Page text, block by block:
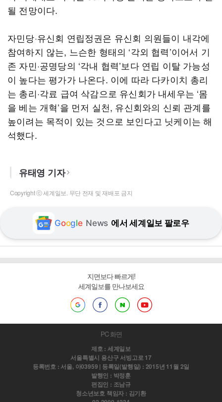
될 전망이다.
자민당·유신회 연립정권은 유신회 의원들이 내각에
참여하지 않는, 느슨한 형태의 ‘각외 협력’이어서 기
존 자민·공명당의 ‘각내 협력’보다 연립 이탈 가능성
이 높다는 평가가 나온다. 이에 따라 다카이치 총리
는 총리·각료 급여 삭감으로 유신회가 내세우는 ‘몸
을 베는 개혁’을 먼저 실천, 유신회와의 신뢰 관계를
높이려는 목적이 있는 것으로 보인다고 닛케이는 해
석했다.
유태영 기자
Copyright ⓒ 세계일보. 무단 전재 및 재배포 금지
Google News 에서 세계일보 팔로우
지면보다 빠르게!
세계일보를 만나보세요
PC 화면
제호 : 세계일보
서울특별시 용산구 서빙고로 17
등록번호 : 서울, 아03959 | 등록일(발행일) : 2015년 11월 2일
발행인 : 박정훈
편집인 : 조남규
청소년보호 책임자 : 김기환